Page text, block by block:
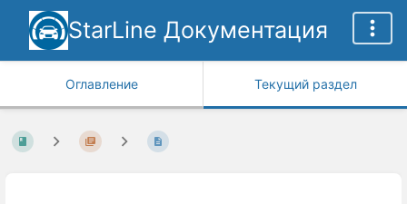
StarLine Документация
Оглавление Текущий раздел